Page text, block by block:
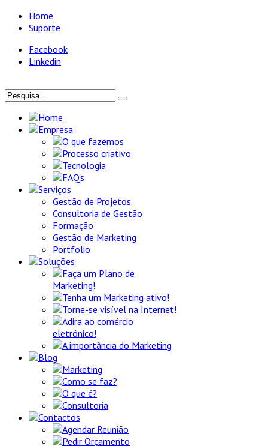
Home
Suporte
Facebook
Linkedin
Home
Empresa
O que fazemos
Processo criativo
Tecnologia
FAQ's
Serviços
Gestão de Projetos
Consultoria de Gestão
Formação
Gestão de Marketing
Portfolio
Soluções
Faça um Plano de
Marketing!
Tenha um Marketing ativo!
Torne-se visível na Internet!
Adira ao comércio
eletrónico!
A importância do Marketing
Blog
Marketing
Como se faz?
O que é?
Consultoria
Contactos
Agendar Reunião
Pedir Orçamento